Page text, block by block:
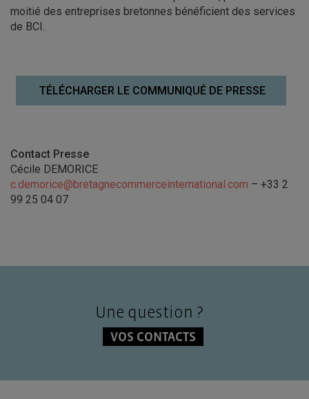
moitié des entreprises bretonnes bénéficient des services
de BCI.
TÉLÉCHARGER LE COMMUNIQUÉ DE PRESSE
Contact Presse
Cécile DEMORICE
c.demorice@bretagnecommerceinternational.com – +33 2
99 25 04 07
Une question ?
VOS CONTACTS